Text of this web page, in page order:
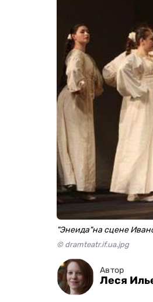
"Энеида"на сцене
© dramteatr.if.ua.jpg
Автор
Леся